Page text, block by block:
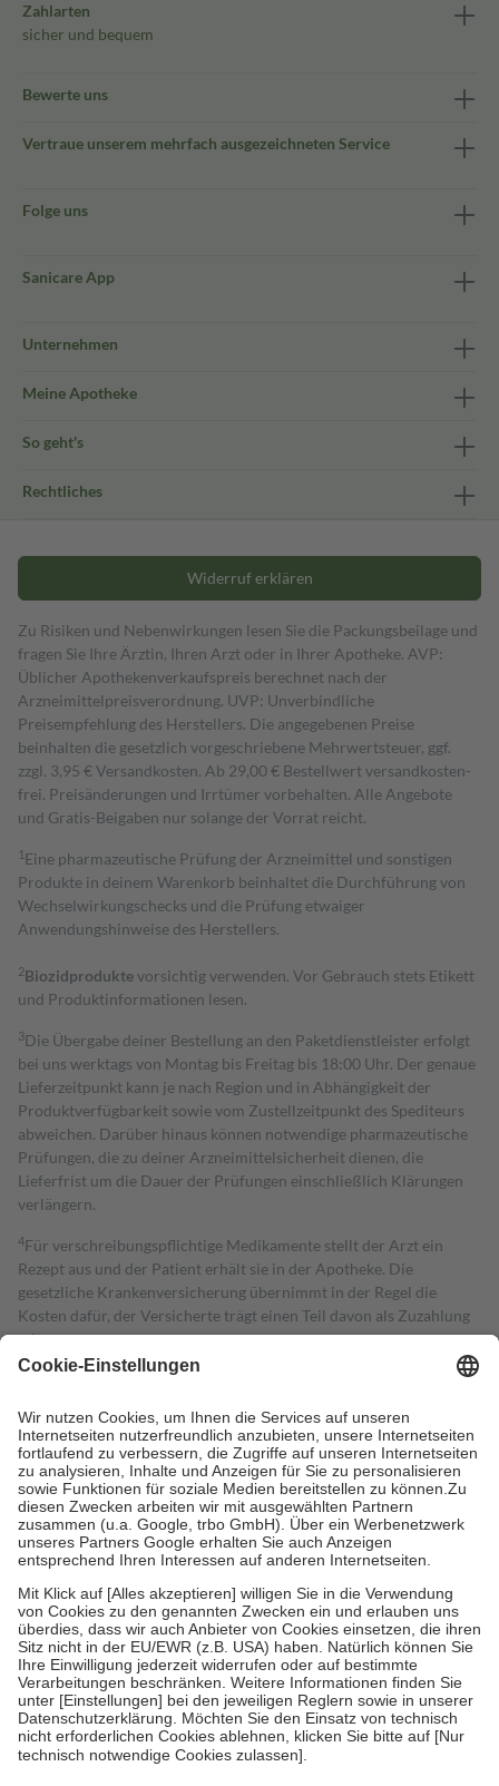
Zahlarten
sicher und bequem
Bewerte uns
Vertraue unserem mehrfach ausgezeichneten Service
Folge uns
Sanicare App
Unternehmen
Meine Apotheke
So geht's
Rechtliches
Widerruf erklären
Zu Risiken und Nebenwirkungen lesen Sie die Packungsbeilage und
fragen Sie Ihre Ärztin, Ihren Arzt oder in Ihrer Apotheke. AVP:
Üblicher Apothekenverkaufspreis berechnet nach der
Arzneimittelpreisverordnung. UVP: Unverbindliche
Preisempfehlung des Herstellers. Die angegebenen Preise
beinhalten die gesetzlich vorgeschriebene Mehrwertsteuer, ggf.
zzgl. 3,95 € Versandkosten. Ab 29,00 € Bestell­wert versand­kosten­
frei. Preisänderungen und Irrtümer vorbehalten. Alle Angebote
und Gratis-Beigaben nur solange der Vorrat reicht.
1 Eine pharmazeutische Prüfung der Arzneimittel und sonstigen
Produkte in deinem Warenkorb beinhaltet die Durchführung von
Wechselwirkungschecks und die Prüfung etwaiger
Anwendungshinweise des Herstellers.
2Biozidproduktevorsichtig verwenden. Vor Gebrauch stets Etikett
und Produktinformationen lesen.
3Die Übergabe deiner Bestellung an den Paketdienstleister erfolgt
bei uns werktags von Montag bis Freitag bis 18:00 Uhr. Der genaue
Lieferzeitpunkt kann je nach Region und in Abhängigkeit der
Produktverfügbarkeit sowie vom Zustellzeitpunkt des Spediteurs
abweichen. Darüber hinaus können notwendige pharmazeutische
Prüfungen, die zu deiner Arzneimittelsicherheit dienen, die
Lieferfrist um die Dauer der Prüfungen einschließlich Klärungen
verlängern.
4Für verschreibungspflichtige Medikamente stellt der Arzt ein
Rezept aus und der Patient erhält sie in der Apotheke. Die
gesetzliche Krankenversicherung übernimmt in der Regel die
Kosten dafür, der Versicherte trägt einen Teil davon als Zuzahlung
mit.
Grundsätzlich leisten Mitglieder Zuzahlungen in Höhe von zehn
höchstens zehn Euro.
Es sind jedoch nie mehr als die tatsächlichen
Kosten der Leistung zu entrichten.
Diese Regeln gelten grundsätzlich auch für Online-Apotheken.
Bei Heilmitteln und häuslicher Krankenpflege beträgt die
Zuzahlung zehn Prozent der Kosten sowie zehn Euro je
Verordnung.
Um das Engagement der Versicherten für ihre eigene Gesundheit zu
stärken und die besondere Stellung der Familie zu unterstützen,
fallenkeine Zuzahlungenan bei:
• Kindern und Jugendlichen bis zum vollendeten 18. Lebensjahr
mit Ausnahme der Fahrkosten
• Untersuchungen zur Vorsorge und Früherkennung, die von der
GKV getragen werden
• empfohlenen Schutzimpfungen
• Harn- und Blutteststreifen